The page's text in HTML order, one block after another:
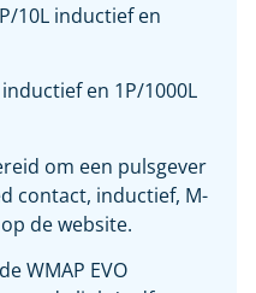
10L inductief en
en 1P/1000L
om een pulsgever
contact, inductief, M-
de website.
WMAP EVO